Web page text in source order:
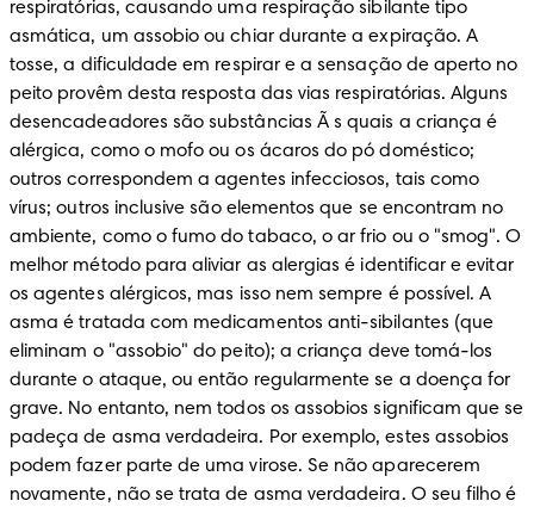
respiratórias, causando uma respiração sibilante tipo
asmática, um assobio ou chiar durante a expiração. A
tosse, a dificuldade em respirar e a sensação de aperto no
peito provêm desta resposta das vias respiratórias. Alguns
desencadeadores são substâncias Ã s quais a criança é
alérgica, como o mofo ou os ácaros do pó doméstico;
outros correspondem a agentes infecciosos, tais como
vírus; outros inclusive são elementos que se encontram no
ambiente, como o fumo do tabaco, o ar frio ou o "smog". O
melhor método para aliviar as alergias é identificar e evitar
os agentes alérgicos, mas isso nem sempre é possível. A
asma é tratada com medicamentos anti-sibilantes (que
eliminam o "assobio" do peito); a criança deve tomá-los
durante o ataque, ou então regularmente se a doença for
grave. No entanto, nem todos os assobios significam que se
padeça de asma verdadeira. Por exemplo, estes assobios
podem fazer parte de uma virose. Se não aparecerem
novamente, não se trata de asma verdadeira. O seu filho é